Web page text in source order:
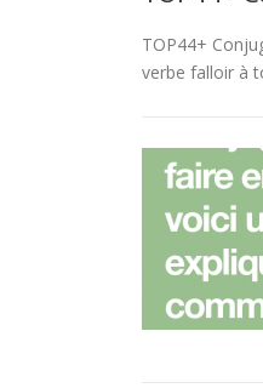
TOP44+
verbe falloir à